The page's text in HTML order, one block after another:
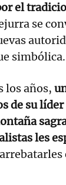
el
se
simbólica.
los años,
de su
les